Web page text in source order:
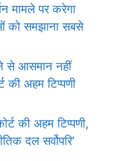
मामले पर करेगा
को समझाना सबसे
से आसमान नहीं
की अहम टिप्पणी
की अहम टिप्पणी,
दल सर्वोपरि’